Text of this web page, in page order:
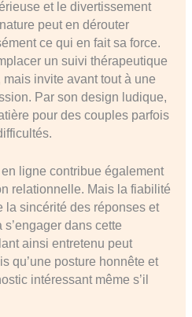
et le divertissement
peut en dérouter
ce qui en fait sa force.
un suivi thérapeutique
invite avant tout à une
Par son design ludique,
pour des couples parfois
ligne contribue également
relationnelle. Mais la fiabilité
la sincérité des réponses et
dans cette
ainsi entretenu peut
qu’une posture honnête et
intéressant même s’il